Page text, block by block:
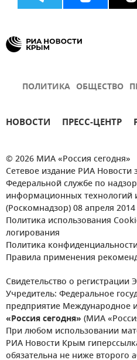
ПОЛИТИКА ОБЩЕСТВО
НОВОСТИ ПРЕСС-ЦЕНТР
© 2026 МИА «Россия сегодня»
Сетевое издание РИА Новости
Федеральной службе по
информационных
(Роскомнадзор) 08 апреля 2014
Политика использования
логирования
Политика
Правила применения
Свидетельство о регистрации
Учредитель: Федеральное
предприятие Международное
«Россия сегодня» (МИА
При любом использовании
РИА Новости Крым
обязательна не ниже второго